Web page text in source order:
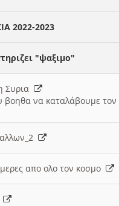
2022-2023
"ψαξιμο"
Συρια
βοηθα να καταλάβουμε
απο ολο τον κοσμο